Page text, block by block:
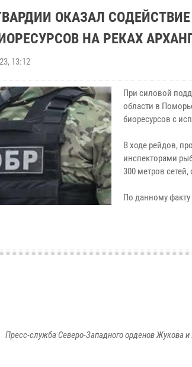
ОКАЗАЛ
НА РЕКАХ
13:12
При силовой
области в
биоресурсов с
В ходе рейдов,
инспекторами
300 метров
По данному
Пресс-служба Северо-Западного орденов Жукова